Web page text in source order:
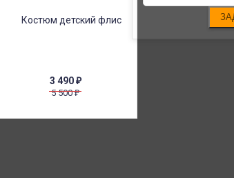
3 490₽
5 500₽